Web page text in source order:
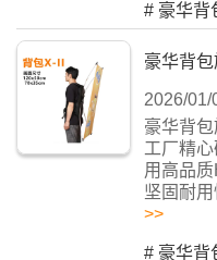
# 豪华背
豪华背
2026/01/
豪华背
工厂精
用高品
坚固耐
>>
# 豪华背